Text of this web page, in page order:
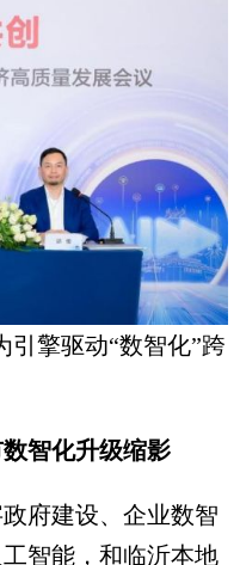
引擎驱动“数智化”跨
智化升级缩影
府建设、企业数智
智能，和临沂本地